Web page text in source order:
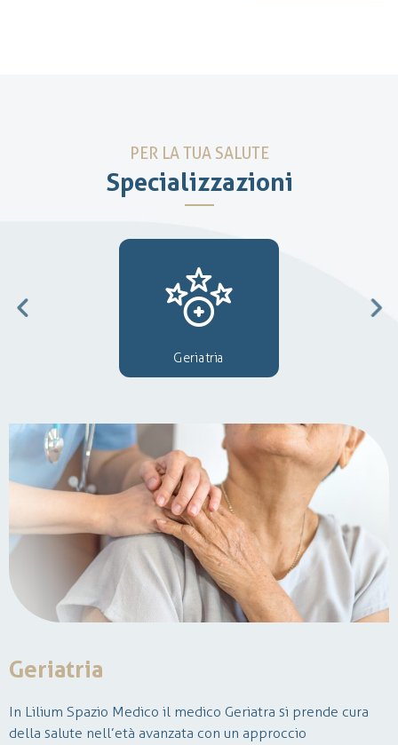
PER LA TUA SALUTE
Specializzazioni
Geriatria
Geriatria
In Lilium Spazio Medico il medico Geriatra si prende cura
della salute nell’età avanzata con un approccio